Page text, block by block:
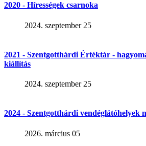
2020 - Hírességek csarnoka
2024. szeptember 25
2021 - Szentgotthárdi Értéktár -
kiállítás
2024. szeptember 25
2024 - Szentgotthárdi vendéglátóhelyek
2026. március 05